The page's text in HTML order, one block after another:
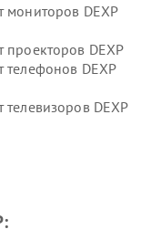
мониторов DEXP
проекторов DEXP
телефонов DEXP
телевизоров DEXP
мини пк DEXP